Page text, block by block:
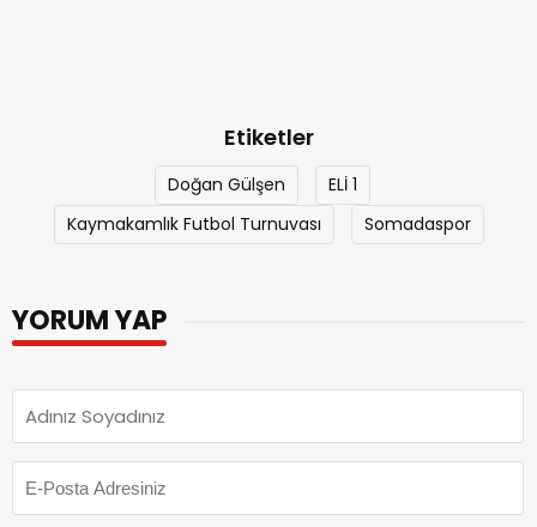
Etiketler
Doğan Gülşen
ELİ 1
Kaymakamlık Futbol Turnuvası
Somadaspor
YORUM YAP